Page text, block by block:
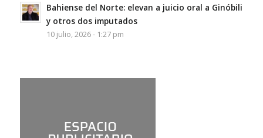
Bahiense del Norte: elevan a juicio oral a Ginóbili
y otros dos imputados
10 julio, 2026 - 1:27 pm